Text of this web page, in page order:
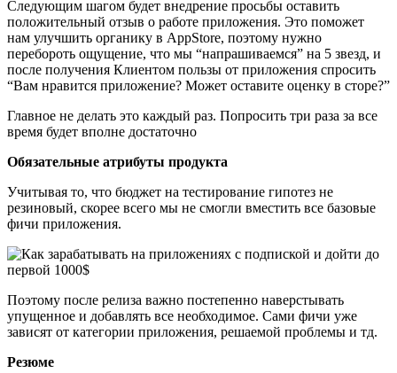
Следующим шагом будет внедрение просьбы оставить
положительный отзыв о работе приложения. Это поможет
нам улучшить органику в AppStore, поэтому нужно
перебороть ощущение, что мы “напрашиваемся” на 5 звезд, и
после получения Клиентом пользы от приложения спросить
“Вам нравится приложение? Может оставите оценку в сторе?”
Главное не делать это каждый раз. Попросить три раза за все
время будет вполне достаточно
Обязательные атрибуты продукта
Учитывая то, что бюджет на тестирование гипотез не
резиновый, скорее всего мы не смогли вместить все базовые
фичи приложения.
Поэтому после релиза важно постепенно наверстывать
упущенное и добавлять все необходимое. Сами фичи уже
зависят от категории приложения, решаемой проблемы и тд.
Резюме